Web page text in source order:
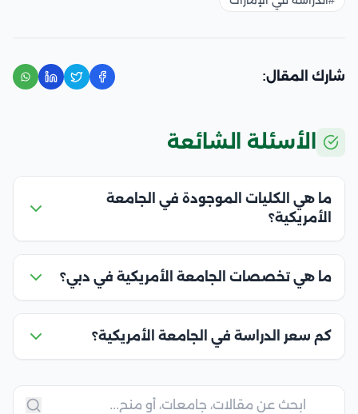
شارك المقال:
الأسئلة الشائعة
ما هي الكليات الموجودة في الجامعة
الأمريكية؟
ما هي تخصصات الجامعة الأمريكية في دبي؟
كم سعر الدراسة في الجامعة الأمريكية؟